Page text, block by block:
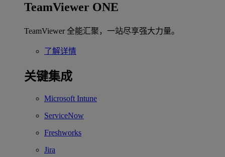
TeamViewer ONE
TeamViewer 全能汇聚，一站尽享强大力量。
了解详情
关键集成
Microsoft Intune
ServiceNow
Freshworks
Jira